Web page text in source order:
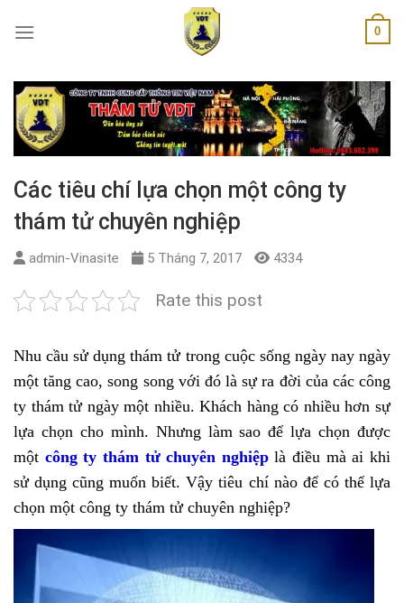
0
Các tiêu chí lựa chọn một công ty
thám tử chuyên nghiệp
admin-Vinasite 5 Tháng 7, 2017 4334
Rate this post
Nhu cầu sử dụng thám tử trong cuộc sống ngày nay ngày
một tăng cao, song song với đó là sự ra đời của các công
ty thám tử ngày một nhiều. Khách hàng có nhiều hơn sự
lựa chọn cho mình. Nhưng làm sao để lựa chọn được
một công ty thám tử chuyên nghiệplà điều mà ai khi
sử dụng cũng muốn biết. Vậy tiêu chí nào để có thể lựa
chọn một công ty thám tử chuyên nghiệp?